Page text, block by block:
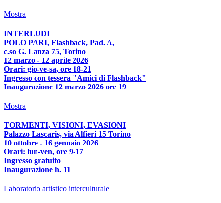
Mostra
INTERLUDI
POLO PARI, Flashback, Pad. A,
c.so G. Lanza 75, Torino
12 marzo - 12 aprile 2026
Orari: gio-ve-sa, ore 18-21
Ingresso con tessera "Amici di Flashback"
Inaugurazione 12 marzo 2026 ore 19
Mostra
TORMENTI, VISIONI, EVASIONI
Palazzo Lascaris, via Alfieri 15 Torino
10 ottobre - 16 gennaio 2026
Orari: lun-ven, ore 9-17
Ingresso gratuito
Inaugurazione h. 11
Laboratorio artistico interculturale